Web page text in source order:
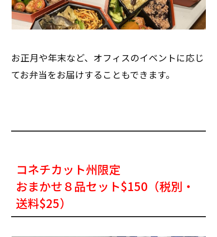
お正月や年末など、オフィスのイベントに応じ
てお弁当をお届けすることもできます。
コネチカット州限定
おまかせ８品セット$150（税別・
送料$25）